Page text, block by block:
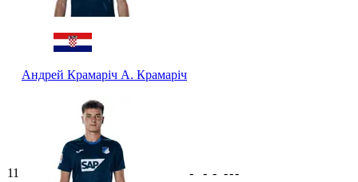
Андрей Крамаріч А. Крамаріч
11 - - - ---